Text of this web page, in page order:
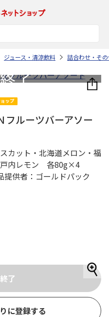
ジュース・清涼飲料 詰合わせ・そ
フルーツバーアソー
カット・北海道メロン・福
戸内レモン 各80g×4
供者：ゴールドパック
に登録する